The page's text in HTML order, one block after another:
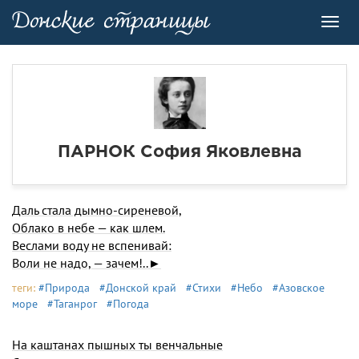
ПАРНОК София Яковлевна
Даль стала дымно-сиреневой,
Облако в небе — как шлем.
Веслами воду не вспенивай:
Воли не надо, — зачем!..►
теги: #Природа #Донской край #Стихи #Небо
#Азовское
море
#Таганрог #Погода
На каштанах пышных ты венчальные